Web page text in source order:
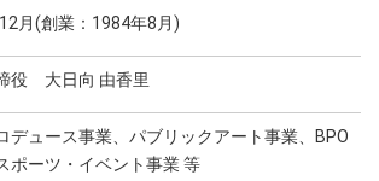
月(創業：1984年8月)
役 大日向 由香里
デュース事業、パブリックアート事業、BPO
ポーツ・イベント事業 等